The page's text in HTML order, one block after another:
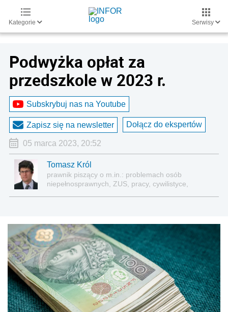
Kategorie Serwisy
Podwyżka opłat za
przedszkole w 2023 r.
Subskrybuj nas na Youtube
Zapisz się na newsletter Dołącz do ekspertów
05 marca 2023, 20:52
Tomasz Król
prawnik piszący o m.in.: problemach osób
niepełnosprawnych, ZUS, pracy, cywilistyce,